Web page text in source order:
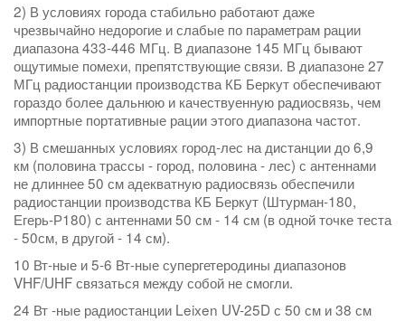
2) В условиях города стабильно работают даже
чрезвычайно недорогие и слабые по параметрам рации
диапазона 433-446 МГц. В диапазоне 145 МГц бывают
ощутимые помехи, препятствующие связи. В диапазоне 27
МГц радиостанции производства КБ Беркут обеспечивают
гораздо более дальнюю и качествуенную радиосвязь, чем
импортные портативные рации этого диапазона частот.
3) В смешанных условиях город-лес на дистанции до 6,9
км (половина трассы - город, половина - лес) с антеннами
не длиннее 50 см адекватную радиосвязь обеспечили
радиостанции производства КБ Беркут (Штурман-180,
Егерь-Р180) с антеннами 50 см - 14 см (в одной точке теста
- 50см, в другой - 14 см).
10 Вт-ные и 5-6 Вт-ные супергетеродины диапазонов
VHF/UHF связаться между собой не смогли.
24 Вт -ные радиостанции Leixen UV-25D с 50 см и 38 см